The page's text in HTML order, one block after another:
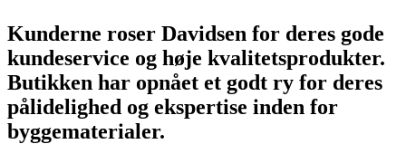
Kunderne roser Davidsen for deres gode
kundeservice og høje kvalitetsprodukter.
Butikken har opnået et godt ry for deres
pålidelighed og ekspertise inden for
byggematerialer.